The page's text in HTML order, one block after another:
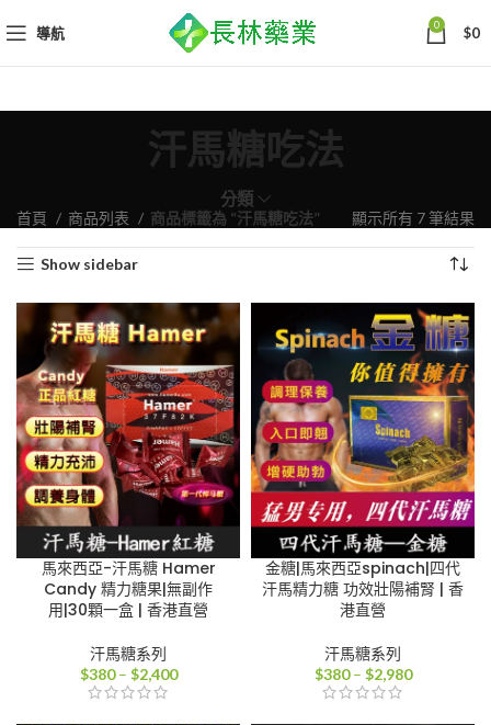
導航 0 $0
汗馬糖吃法
分類
首頁 商品列表 商品標籤為 “汗馬糖吃法” 顯示所有 7 筆結果
Show sidebar
馬來西亞-汗馬糖 Hamer
Candy 精力糖果|無副作
用|30顆一盒 | 香港直營
汗馬糖系列
$380 – $2,400價
金糖|馬來西亞spinach|四代
汗馬精力糖 功效壯陽補腎 | 香
港直營
汗馬糖系列
$380 – $2,980價